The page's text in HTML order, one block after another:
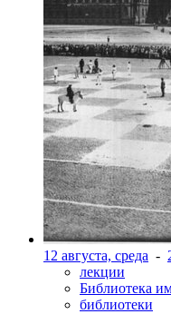
12 августа, среда -
лекции
Библиотека
библиотеки